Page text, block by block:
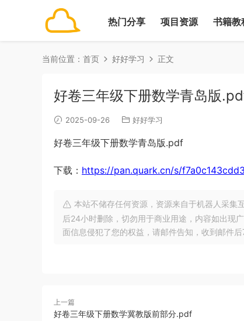
热门分享 项目资源 书籍教
当前位置： 首页 好好学习 正文
好卷三年级下册数学青岛版
2025-09-26 好好学习
好卷三年级下册数学青岛版.pdf
下载： https://pan.quark.cn/s/f7a0c143cdd3
本站不储存任何资源，资源来自于机器人采集
后24小时删除，切勿用于商业用途，内容如出现
面信息侵犯了您的权益，请邮件告知，收到邮件
上一篇
好卷三年级下册数学冀教版前部分.pdf